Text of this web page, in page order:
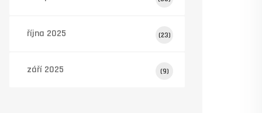
října 2025 (23)
září 2025 (9)